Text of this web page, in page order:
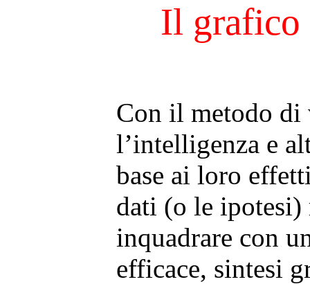
Il grafico
Con il metodo di
l’intelligenza e
base ai loro
dati (o le
inquadrare con
efficace, sintesi